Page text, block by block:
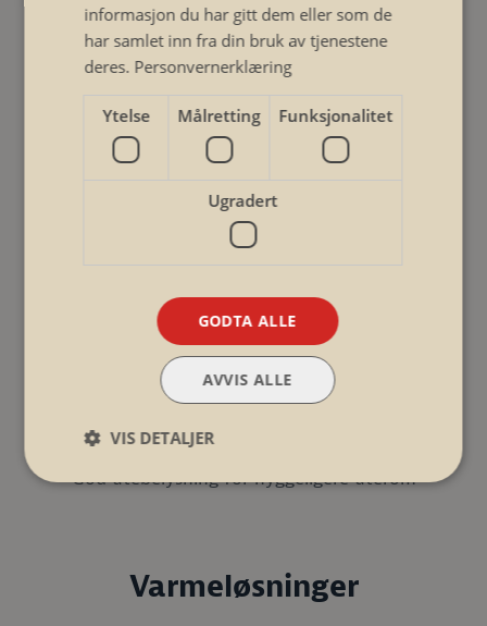
Tele- og datainstallasjoner
Sørg for velfungerende tele- og datainstallasjoner
Termografering
Finn skjulte elektriske feil med termografering
God utebelysning for hyggeligere uterom
Varmeløsninger
informasjon du har gitt dem eller som de
har samlet inn fra din bruk av tjenestene
deres. Personvernerklæring
Ytelse Målretting Funksjonalitet
Ugradert
GODTA ALLE
AVVIS ALLE
VIS DETALJER